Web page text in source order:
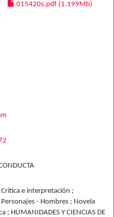
015420s.pdf (1.199Mb)
e interpretación ;
- Hombres ; Novela
; HUMANIDADES Y CIENCIAS DE